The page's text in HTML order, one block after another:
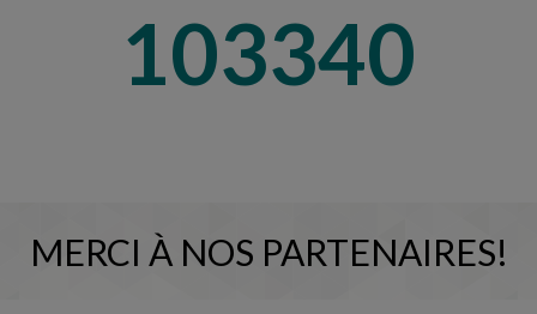
109240
MERCI À NOS PARTENAIRES!